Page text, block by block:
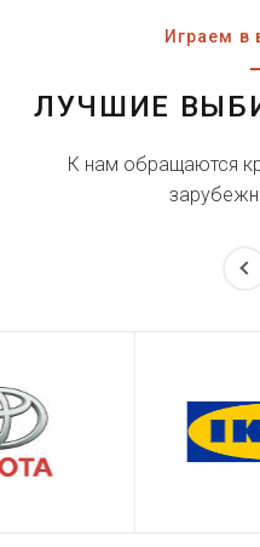
Играем в
ЛУЧШИЕ
К нам обращаются